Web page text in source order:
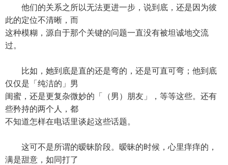
他们的关系之所以无法更进一步，说到底，还是因为彼
此的定位不清晰，而
这种模糊，源自于那个关键的问题一直没有被坦诚地交流
过。
比如，她到底是直的还是弯的，还是可直可弯；他到底
仅仅是「纯洁的」男
闺蜜，还是更复杂微妙的「（男）朋友」，等等这些。还有
些矜持的两个人，都
不知道怎样在电话里谈起这些话题。
这可不是所谓的暧昧阶段。暧昧的时候，心里痒痒的，
满是甜意，如同打了